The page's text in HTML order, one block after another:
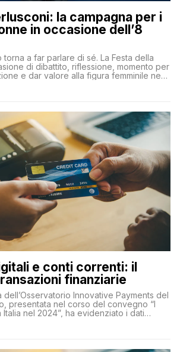
la campagna per i
in occasione dell’8
torna a far parlare di sé. La Festa della
di dibattito, riflessione, momento per
e dar valore alla figura femminile nella
A lanciare un messaggio “forte e
e conti correnti: il
finanziarie
Innovative Payments del
presentata nel corso del convegno “I
Italia nel 2024”, ha evidenziato i dati
2024 relativamente alle